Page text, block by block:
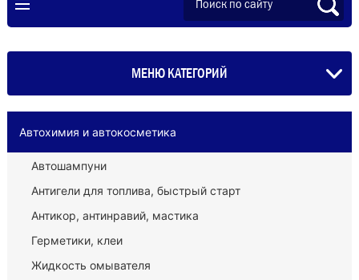
МЕНЮ КАТЕГОРИЙ
Автохимия и автокосметика
Автошампуни
Антигели для топлива, быстрый старт
Антикор, антинравий, мастика
Герметики, клеи
Жидкость омывателя